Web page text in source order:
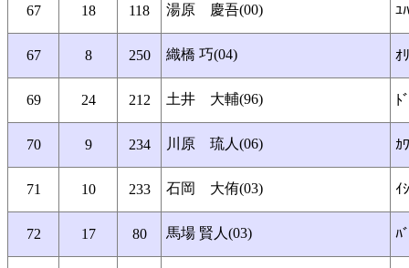
67 18 118 湯原 慶吾(00) ﾕ
67 8 250 織橋 巧(04) ｵ
69 24 212 土井 大輔(96) ﾄ
70 9 234 川原 琉人(06) ｶ
71 10 233 石岡 大侑(03) ｲ
72 17 80 馬場 賢人(03) ﾊ